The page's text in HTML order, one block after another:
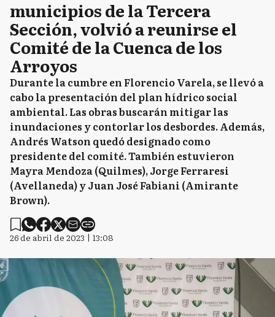
municipios de la Tercera
Sección, volvió a reunirse el
Comité de la Cuenca de los
Arroyos
Durante la cumbre en Florencio Varela, se llevó a
cabo la presentación del plan hídrico social
ambiental. Las obras buscarán mitigar las
inundaciones y contorlar los desbordes. Además,
Andrés Watson quedó designado como
presidente del comité. También estuvieron
Mayra Mendoza (Quilmes), Jorge Ferraresi
(Avellaneda) y Juan José Fabiani (Amirante
Brown).
26 de abril de 2023 | 13:08